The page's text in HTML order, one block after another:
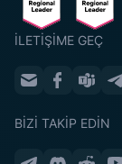
İLETIŞIME GEÇ
BIZI TAKIP EDIN